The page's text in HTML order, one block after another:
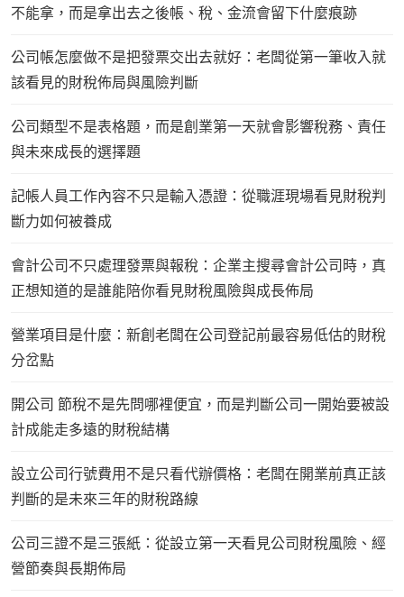
不能拿，而是拿出去之後帳、稅、金流會留下什麼痕跡
公司帳怎麼做不是把發票交出去就好：老闆從第一筆收入就
該看見的財稅佈局與風險判斷
公司類型不是表格題，而是創業第一天就會影響稅務、責任
與未來成長的選擇題
記帳人員工作內容不只是輸入憑證：從職涯現場看見財稅判
斷力如何被養成
會計公司不只處理發票與報稅：企業主搜尋會計公司時，真
正想知道的是誰能陪你看見財稅風險與成長佈局
營業項目是什麼：新創老闆在公司登記前最容易低估的財稅
分岔點
開公司 節稅不是先問哪裡便宜，而是判斷公司一開始要被設
計成能走多遠的財稅結構
設立公司行號費用不是只看代辦價格：老闆在開業前真正該
判斷的是未來三年的財稅路線
公司三證不是三張紙：從設立第一天看見公司財稅風險、經
營節奏與長期佈局